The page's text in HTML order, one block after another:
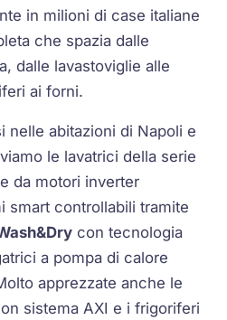
in milioni di case italiane
che spazia dalle
dalle lavastoviglie alle
ai forni.
nelle abitazioni di Napoli e
le lavatrici della serie
da motori inverter
smart controllabili tramite
con tecnologia
a pompa di calore
apprezzate anche le
sistema AXI e i frigoriferi